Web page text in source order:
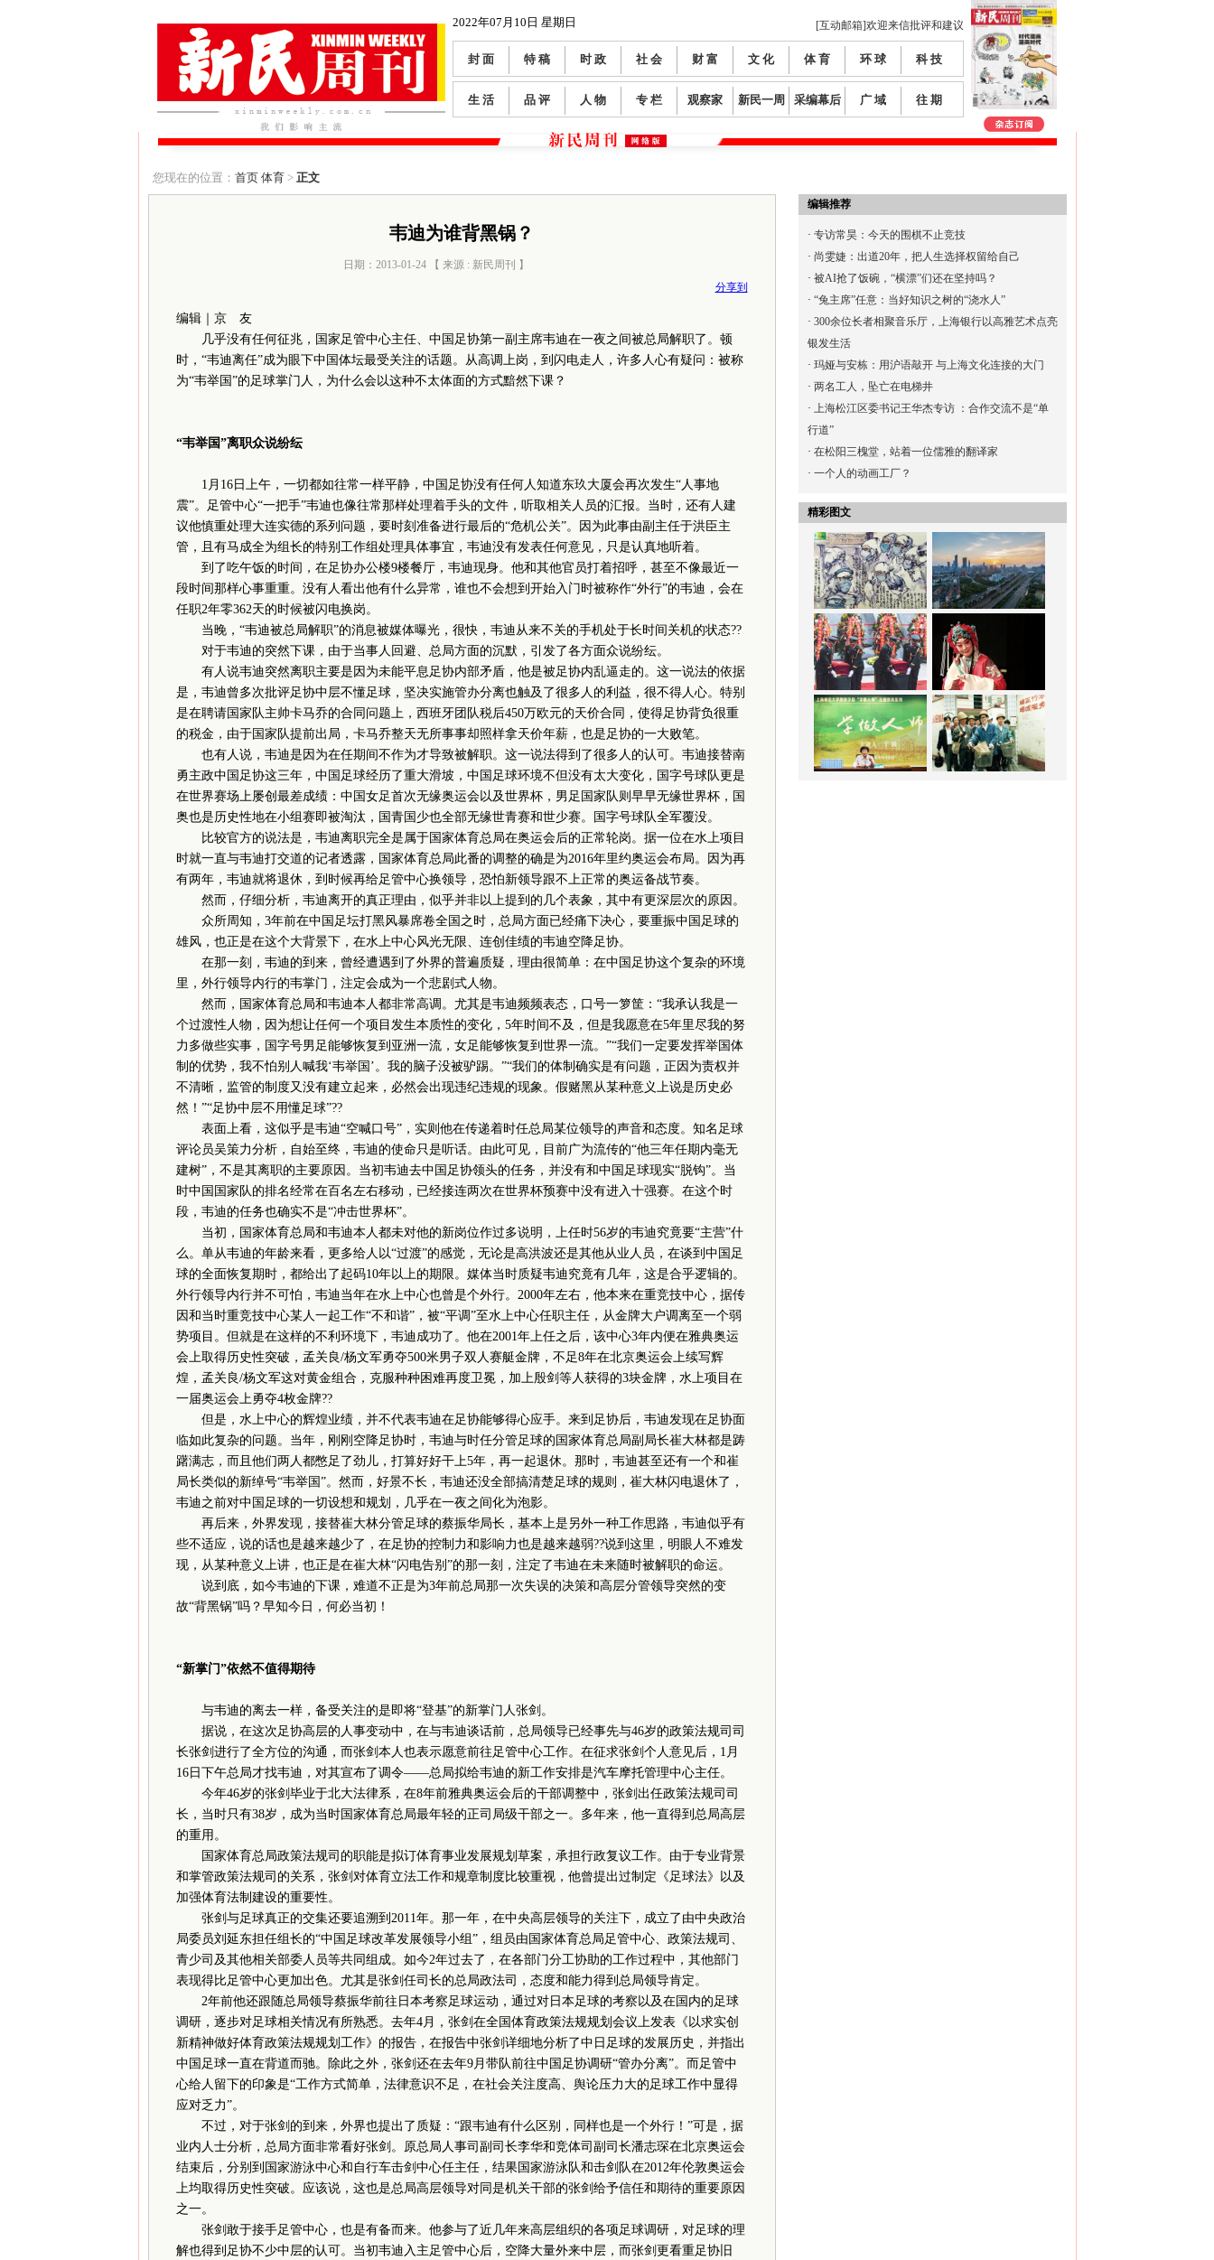
2022年07月10日 星期日 [互动邮箱]欢迎来信批评和建议
封 面 特 稿 时 政 社 会 财 富 文 化 体 育 环 球 科 技
生 活 品 评 人 物 专 栏 观察家 新民一周 采编幕后 广 域 往 期
您现在的位置： 首页 体育> 正文
韦迪为谁背黑锅？
日期：2013-01-24 【 来源 : 新民周刊 】
分享到
编辑｜京 友
几乎没有任何征兆，国家足管中心主任、中国足协第一副主席韦迪在一夜之间被总局解职了。顿
时，“韦迪离任”成为眼下中国体坛最受关注的话题。从高调上岗，到闪电走人，许多人心有疑问：被称
为“韦举国”的足球掌门人，为什么会以这种不太体面的方式黯然下课？
“韦举国”离职众说纷纭
1月16日上午，一切都如往常一样平静，中国足协没有任何人知道东玖大厦会再次发生“人事地
震”。足管中心“一把手”韦迪也像往常那样处理着手头的文件，听取相关人员的汇报。当时，还有人建
议他慎重处理大连实德的系列问题，要时刻准备进行最后的“危机公关”。因为此事由副主任于洪臣主
管，且有马成全为组长的特别工作组处理具体事宜，韦迪没有发表任何意见，只是认真地听着。
到了吃午饭的时间，在足协办公楼9楼餐厅，韦迪现身。他和其他官员打着招呼，甚至不像最近一
段时间那样心事重重。没有人看出他有什么异常，谁也不会想到开始入门时被称作“外行”的韦迪，会在
任职2年零362天的时候被闪电换岗。
当晚，“韦迪被总局解职”的消息被媒体曝光，很快，韦迪从来不关的手机处于长时间关机的状态??
对于韦迪的突然下课，由于当事人回避、总局方面的沉默，引发了各方面众说纷纭。
有人说韦迪突然离职主要是因为未能平息足协内部矛盾，他是被足协内乱逼走的。这一说法的依据
是，韦迪曾多次批评足协中层不懂足球，坚决实施管办分离也触及了很多人的利益，很不得人心。特别
是在聘请国家队主帅卡马乔的合同问题上，西班牙团队税后450万欧元的天价合同，使得足协背负很重
的税金，由于国家队提前出局，卡马乔整天无所事事却照样拿天价年薪，也是足协的一大败笔。
也有人说，韦迪是因为在任期间不作为才导致被解职。这一说法得到了很多人的认可。韦迪接替南
勇主政中国足协这三年，中国足球经历了重大滑坡，中国足球环境不但没有太大变化，国字号球队更是
在世界赛场上屡创最差成绩：中国女足首次无缘奥运会以及世界杯，男足国家队则早早无缘世界杯，国
奥也是历史性地在小组赛即被淘汰，国青国少也全部无缘世青赛和世少赛。国字号球队全军覆没。
比较官方的说法是，韦迪离职完全是属于国家体育总局在奥运会后的正常轮岗。据一位在水上项目
时就一直与韦迪打交道的记者透露，国家体育总局此番的调整的确是为2016年里约奥运会布局。因为再
有两年，韦迪就将退休，到时候再给足管中心换领导，恐怕新领导跟不上正常的奥运备战节奏。
然而，仔细分析，韦迪离开的真正理由，似乎并非以上提到的几个表象，其中有更深层次的原因。
众所周知，3年前在中国足坛打黑风暴席卷全国之时，总局方面已经痛下决心，要重振中国足球的
雄风，也正是在这个大背景下，在水上中心风光无限、连创佳绩的韦迪空降足协。
在那一刻，韦迪的到来，曾经遭遇到了外界的普遍质疑，理由很简单：在中国足协这个复杂的环境
里，外行领导内行的韦掌门，注定会成为一个悲剧式人物。
然而，国家体育总局和韦迪本人都非常高调。尤其是韦迪频频表态，口号一箩筐：“我承认我是一
个过渡性人物，因为想让任何一个项目发生本质性的变化，5年时间不及，但是我愿意在5年里尽我的努
力多做些实事，国字号男足能够恢复到亚洲一流，女足能够恢复到世界一流。”“我们一定要发挥举国体
制的优势，我不怕别人喊我‘韦举国’。我的脑子没被驴踢。”“我们的体制确实是有问题，正因为责权并
不清晰，监管的制度又没有建立起来，必然会出现违纪违规的现象。假赌黑从某种意义上说是历史必
然！”“足协中层不用懂足球”??
表面上看，这似乎是韦迪“空喊口号”，实则他在传递着时任总局某位领导的声音和态度。知名足球
评论员吴策力分析，自始至终，韦迪的使命只是听话。由此可见，目前广为流传的“他三年任期内毫无
建树”，不是其离职的主要原因。当初韦迪去中国足协领头的任务，并没有和中国足球现实“脱钩”。当
时中国国家队的排名经常在百名左右移动，已经接连两次在世界杯预赛中没有进入十强赛。在这个时
段，韦迪的任务也确实不是“冲击世界杯”。
当初，国家体育总局和韦迪本人都未对他的新岗位作过多说明，上任时56岁的韦迪究竟要“主营”什
么。单从韦迪的年龄来看，更多给人以“过渡”的感觉，无论是高洪波还是其他从业人员，在谈到中国足
球的全面恢复期时，都给出了起码10年以上的期限。媒体当时质疑韦迪究竟有几年，这是合乎逻辑的。
外行领导内行并不可怕，韦迪当年在水上中心也曾是个外行。2000年左右，他本来在重竞技中心，据传
因和当时重竞技中心某人一起工作“不和谐”，被“平调”至水上中心任职主任，从金牌大户调离至一个弱
势项目。但就是在这样的不利环境下，韦迪成功了。他在2001年上任之后，该中心3年内便在雅典奥运
会上取得历史性突破，孟关良/杨文军勇夺500米男子双人赛艇金牌，不足8年在北京奥运会上续写辉
煌，孟关良/杨文军这对黄金组合，克服种种困难再度卫冕，加上殷剑等人获得的3块金牌，水上项目在
一届奥运会上勇夺4枚金牌??
但是，水上中心的辉煌业绩，并不代表韦迪在足协能够得心应手。来到足协后，韦迪发现在足协面
临如此复杂的问题。当年，刚刚空降足协时，韦迪与时任分管足球的国家体育总局副局长崔大林都是踌
躇满志，而且他们两人都憋足了劲儿，打算好好干上5年，再一起退休。那时，韦迪甚至还有一个和崔
局长类似的新绰号“韦举国”。然而，好景不长，韦迪还没全部搞清楚足球的规则，崔大林闪电退休了，
韦迪之前对中国足球的一切设想和规划，几乎在一夜之间化为泡影。
再后来，外界发现，接替崔大林分管足球的蔡振华局长，基本上是另外一种工作思路，韦迪似乎有
些不适应，说的话也是越来越少了，在足协的控制力和影响力也是越来越弱??说到这里，明眼人不难发
现，从某种意义上讲，也正是在崔大林“闪电告别”的那一刻，注定了韦迪在未来随时被解职的命运。
说到底，如今韦迪的下课，难道不正是为3年前总局那一次失误的决策和高层分管领导突然的变
故“背黑锅”吗？早知今日，何必当初！
“新掌门”依然不值得期待
与韦迪的离去一样，备受关注的是即将“登基”的新掌门人张剑。
据说，在这次足协高层的人事变动中，在与韦迪谈话前，总局领导已经事先与46岁的政策法规司司
长张剑进行了全方位的沟通，而张剑本人也表示愿意前往足管中心工作。在征求张剑个人意见后，1月
16日下午总局才找韦迪，对其宣布了调令——总局拟给韦迪的新工作安排是汽车摩托管理中心主任。
今年46岁的张剑毕业于北大法律系，在8年前雅典奥运会后的干部调整中，张剑出任政策法规司司
长，当时只有38岁，成为当时国家体育总局最年轻的正司局级干部之一。多年来，他一直得到总局高层
的重用。
国家体育总局政策法规司的职能是拟订体育事业发展规划草案，承担行政复议工作。由于专业背景
和掌管政策法规司的关系，张剑对体育立法工作和规章制度比较重视，他曾提出过制定《足球法》以及
加强体育法制建设的重要性。
张剑与足球真正的交集还要追溯到2011年。那一年，在中央高层领导的关注下，成立了由中央政治
局委员刘延东担任组长的“中国足球改革发展领导小组”，组员由国家体育总局足管中心、政策法规司、
青少司及其他相关部委人员等共同组成。如今2年过去了，在各部门分工协助的工作过程中，其他部门
表现得比足管中心更加出色。尤其是张剑任司长的总局政法司，态度和能力得到总局领导肯定。
2年前他还跟随总局领导蔡振华前往日本考察足球运动，通过对日本足球的考察以及在国内的足球
调研，逐步对足球相关情况有所熟悉。去年4月，张剑在全国体育政策法规规划会议上发表《以求实创
新精神做好体育政策法规规划工作》的报告，在报告中张剑详细地分析了中日足球的发展历史，并指出
中国足球一直在背道而驰。除此之外，张剑还在去年9月带队前往中国足协调研“管办分离”。而足管中
心给人留下的印象是“工作方式简单，法律意识不足，在社会关注度高、舆论压力大的足球工作中显得
应对乏力”。
不过，对于张剑的到来，外界也提出了质疑：“跟韦迪有什么区别，同样也是一个外行！”可是，据
业内人士分析，总局方面非常看好张剑。原总局人事司副司长李华和竞体司副司长潘志琛在北京奥运会
结束后，分别到国家游泳中心和自行车击剑中心任主任，结果国家游泳队和击剑队在2012年伦敦奥运会
上均取得历史性突破。应该说，这也是总局高层领导对同是机关干部的张剑给予信任和期待的重要原因
之一。
张剑敢于接手足管中心，也是有备而来。他参与了近几年来高层组织的各项足球调研，对足球的理
解也得到足协不少中层的认可。当初韦迪入主足管中心后，空降大量外来中层，而张剑更看重足协旧
编辑推荐
· 专访常昊：今天的围棋不止竞技
· 尚雯婕：出道20年，把人生选择权留给自己
· 被AI抢了饭碗，“横漂”们还在坚持吗？
· “兔主席”任意：当好知识之树的“浇水人”
· 300余位长者相聚音乐厅，上海银行以高雅艺术点亮
银发生活
· 玛娅与安栋：用沪语敲开 与上海文化连接的大门
· 两名工人，坠亡在电梯井
· 上海松江区委书记王华杰专访 ：合作交流不是“单
行道”
· 在松阳三槐堂，站着一位儒雅的翻译家
· 一个人的动画工厂？
精彩图文